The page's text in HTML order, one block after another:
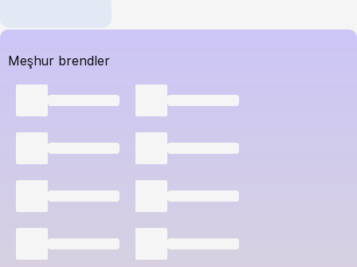
Meşhur brendler